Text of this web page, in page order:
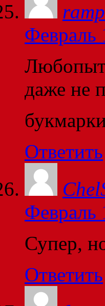
Февраль
даже не
Ответить
Февраль
Супер,
Ответить